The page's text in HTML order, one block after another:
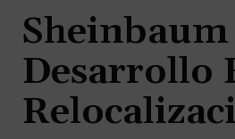
Sheinbaum
Desarrollo